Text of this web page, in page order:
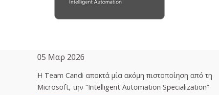
05 Μαρ 2026
H Team Candi αποκτά μία ακόμη πιστοποίηση από τη
Microsoft, την “Intelligent Automation Specialization”